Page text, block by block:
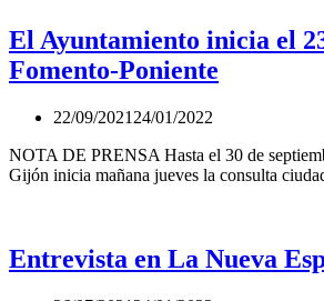
gana
el
concurso
ideas
Fomento-
Poniente
El Ayuntamiento inicia el
Fomento-Poniente
22/09/2021 24/01/2022
NOTA DE PRENSA Hasta el 30 de
Gijón inicia mañana jueves la consulta
Entrevista en La Nueva